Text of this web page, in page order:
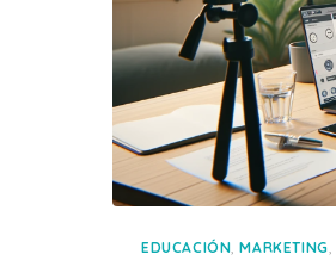
EDUCACIÓN,MARKETING,